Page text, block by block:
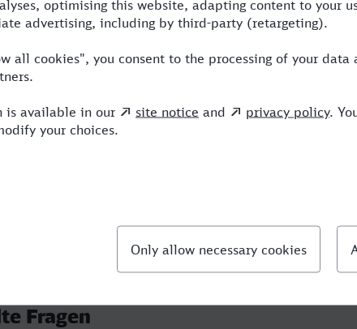
4:22 RE,ICE
5:05 1 RE,ICE
Fragen